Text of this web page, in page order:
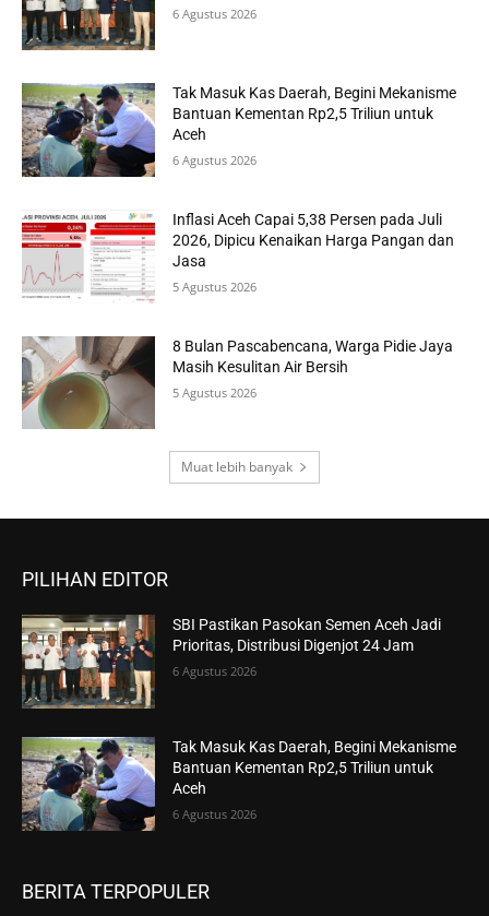
6 Agustus 2026
Tak Masuk Kas Daerah, Begini Mekanisme
Bantuan Kementan Rp2,5 Triliun untuk
Aceh
6 Agustus 2026
Inflasi Aceh Capai 5,38 Persen pada Juli
2026, Dipicu Kenaikan Harga Pangan dan
Jasa
5 Agustus 2026
8 Bulan Pascabencana, Warga Pidie Jaya
Masih Kesulitan Air Bersih
5 Agustus 2026
Muat lebih banyak
PILIHAN EDITOR
SBI Pastikan Pasokan Semen Aceh Jadi
Prioritas, Distribusi Digenjot 24 Jam
6 Agustus 2026
Tak Masuk Kas Daerah, Begini Mekanisme
Bantuan Kementan Rp2,5 Triliun untuk
Aceh
6 Agustus 2026
BERITA TERPOPULER